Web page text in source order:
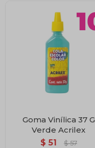
Goma Vinílica 37 G
Verde Acrilex
$ 51 $ 57